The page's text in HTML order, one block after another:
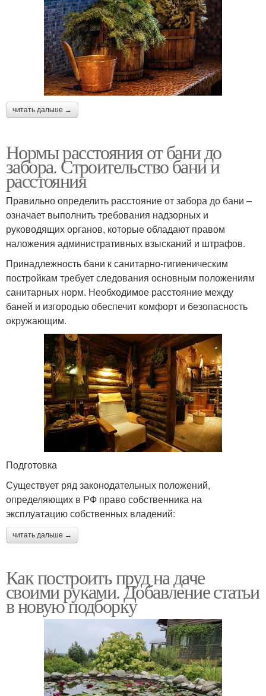
читать дальше →
Нормы расстояния от бани до
забора. Строительство бани и
расстояния
Правильно определить расстояние от забора до бани –
означает выполнить требования надзорных и
руководящих органов, которые обладают правом
наложения административных взысканий и штрафов.
Принадлежность бани к санитарно-гигиеническим
постройкам требует следования основным положениям
санитарных норм. Необходимое расстояние между
баней и изгородью обеспечит комфорт и безопасность
окружающим.
Подготовка
Существует ряд законодательных положений,
определяющих в РФ право собственника на
эксплуатацию собственных владений:
читать дальше →
Как построить пруд на даче
своими руками. Добавление статьи
в новую подборку